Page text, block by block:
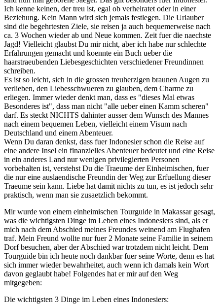
Ich kenne keinen, der treu ist, egal ob verheiratet oder in einer
Beziehung. Kein Mann wird sich jemals festlegen. Die Urlauber
sind die begehrtesten Ziele, sie reisen ja auch bequemerweise nach
ca. 3 Wochen wieder ab und Neue kommen. Zeit fuer die naechste
Jagd! Vielleicht glaubst Du mir nicht, aber ich habe nur schlechte
Erfahrungen gemacht und koennte ein Buch ueber die
haarstraeubenden Liebesgeschichten verschiedener Freundinnen
schreiben.
Es ist so leicht, sich in die grossen treuherzigen braunen Augen zu
verlieben, den Liebesschwueren zu glauben, dem Charme zu
erliegen. Immer wieder denkt man, dass es "dieses Mal etwas
Besonderes ist", dass man nicht "alle ueber einen Kamm scheren"
darf. Es steckt NICHTS dahinter ausser dem Wunsch des Mannes
nach einem bequemen Leben, vielleicht einem Visum nach
Deutschland und einem Abenteuer.
Wenn Du daran denkst, dass fuer Indonesier schon die Reise auf
eine andere Insel ein finanzielles Abenteuer bedeutet und eine Reise
in ein anderes Land nur wenigen privilegierten Personen
vorbehalten ist, verstehst Du die Traeume der Einheimischen, fuer
die nur eine auslaendische Freundin der Weg zur Erfuellung dieser
Traeume sein kann. Liebe hat damit nichts zu tun, es ist jedoch sehr
praktisch, wenn man sie zusaetzlich bekommt.
Mir wurde von einem einheimischen Tourguide in Makassar gesagt,
was die wichtigsten Dinge im Leben eines Indonesiers sind, als er
mich nach dem Abschied meines Freundes weinend am Flughafen
traf. Mein Freund wollte nur fuer 2 Monate seine Familie in seinem
Dorf besuchen, aber der Abschied war trotzdem nicht leicht. Dem
Tourguide bin ich heute noch dankbar fuer seine Worte, denn es hat
sich immer wieder bewahrheitet, auch wenn ich damals kein Wort
davon geglaubt habe! Folgendes hat er mir auf den Weg
mitgegeben:
Die wichtigsten 3 Dinge im Leben eines Indonesiers: